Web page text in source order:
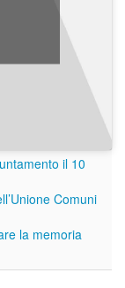
il 10
Comuni
la memoria